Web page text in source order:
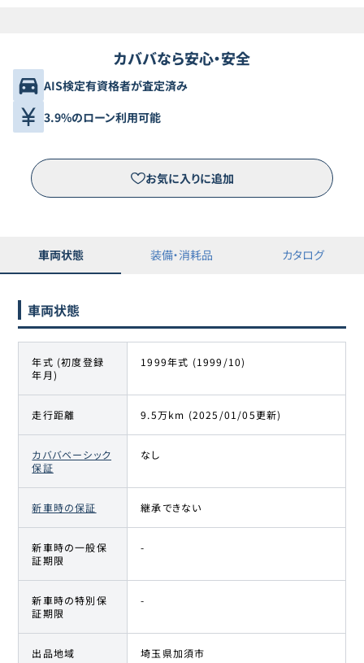
カババなら安心・安全
AIS検定有資格者が査定済み
3.9%のローン利用可能
お気に入りに追加
車両状態 装備・消耗品 カタログ
車両状態
年式 (初度登録
年月)
1999年式 (1999/10)
走行距離 9.5万km (2025/01/05更新)
カババベーシック
保証
なし
新車時の保証 継承できない
新車時の一般保
証期限
-
新車時の特別保
証期限
-
出品地域 埼玉県加須市